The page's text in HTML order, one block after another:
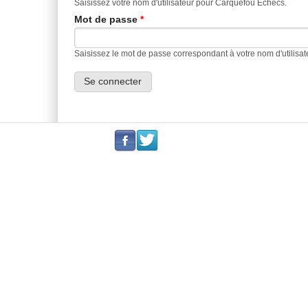
Saisissez votre nom d'utilisateur pour Carquefou Echecs.
Mot de passe *
Saisissez le mot de passe correspondant à votre nom
. .